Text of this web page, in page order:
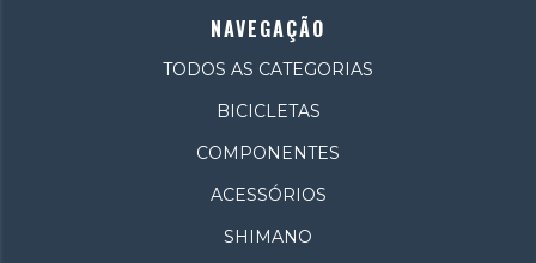
NAVEGAÇÃO
TODOS AS CATEGORIAS
BICICLETAS
COMPONENTES
ACESSÓRIOS
SHIMANO